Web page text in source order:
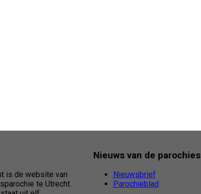
is de website van
te Utrecht.
Nieuws van de parochies
Nieuwsbrief
Parochieblad